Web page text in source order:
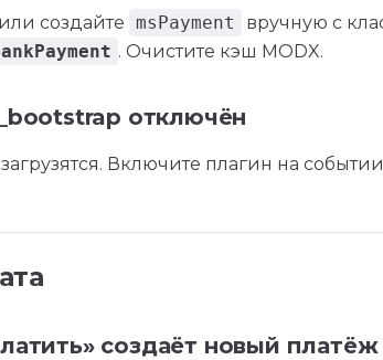
создайте msPayment
вручную с
. Очистите кэш MODX.
отключён
Включите плагин на событии
создаёт новый платёж